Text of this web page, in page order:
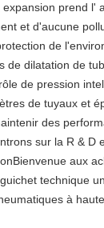
prend
et d'aucune
de
de dilatation de
de pression
de tuyaux et
des
sur la R &
aux
technique
à